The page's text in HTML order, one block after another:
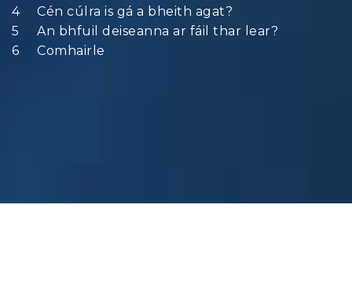
Cén cúlra is gá a bheith agat?
An bhfuil deiseanna ar fáil thar lear?
Comhairle